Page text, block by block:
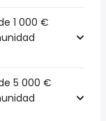
1 000 €
5 000 €